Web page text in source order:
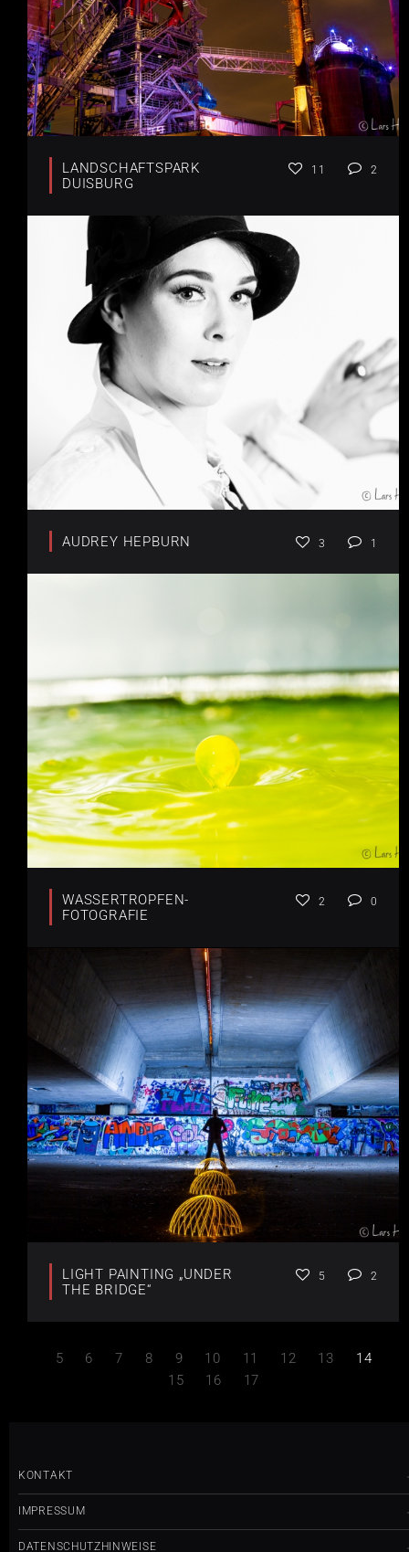
LANDSCHAFTSPARK
DUISBURG
11 2
AUDREY HEPBURN 3 1
WASSERTROPFEN-
FOTOGRAFIE
2 0
LIGHT PAINTING „UNDER
THE BRIDGE“
5 2
5 6 7 8 9 10 11 12 13
14
15
16 17
KONTAKT
IMPRESSUM
DATENSCHUTZHINWEISE